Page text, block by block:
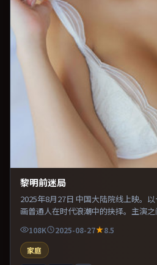
黎明前迷局
2025年8月27日 中国大陆院线上映。
画普通人在时代浪潮中的抉择。主演
手戏张力贯穿全片。片尾留白意味深
图。
108K 2025-08-27
8.5
家庭